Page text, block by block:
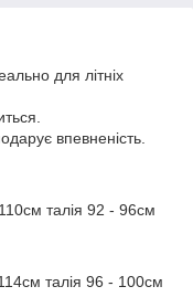
для літніх
впевненість.
талія 92 - 96см
талія 96 - 100см